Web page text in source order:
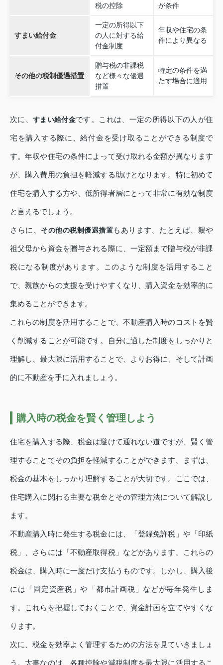
税の控除
が条件
すまい給付金
一定の所得以下
の人に対する給
付金制度
年収や住宅の条
件により異なる
その他の税制優遇措置
贈与税の非課税
など様々な優遇
措置
特定の条件を満
たす場合に適用
次に、すまい給付金です。これは、一定の所得以下の人が住
宅を購入する際に、給付金を受け取ることができる制度で
す。年収や住宅の条件によって受け取れる金額が異なります
が、購入費用の負担を軽減する助けとなります。特に初めて
住宅を購入する方や、低所得者層にとって非常に有効な制度
と言えるでしょう。
さらに、 その他の税制優遇措置もあります。たとえば、親や
祖父母から資金を贈与される際に、一定額まで贈与税が非課
税になる制度があります。このような制度を活用すること
で、親族からの支援を受けやすくなり、購入資金を効率的に
集めることができます。
これらの制度を活用することで、不動産購入時のコストを賢
く削減することが可能です。自分に適した制度をしっかりと
理解し、最大限に活用することで、よりお得に、そして計画
的に不動産を手に入れましょう。
購入時の税金を賢く管理しよう
住宅を購入する際、税金は避けて通れない道ですが、賢く管
理することでその負担を軽減することができます。まずは、
税金の基本をしっかり理解することが大切です。ここでは、
住宅購入に関わる主要な税金とその管理方法について解説し
ます。
不動産購入時に発生する税金には、「登録免許税」や「印紙
税」、さらには「不動産取得税」などがあります。これらの
税金は、購入時に一度だけ支払うものです。しかし、購入後
には「固定資産税」や「都市計画税」などが毎年発生しま
す。これらを把握しておくことで、資金計画を立てやすくな
ります。
次に、税金を効率よく管理するための方法を見ていきましょ
う。大事なのは、各種控除や減税制度を最大限に活用するこ